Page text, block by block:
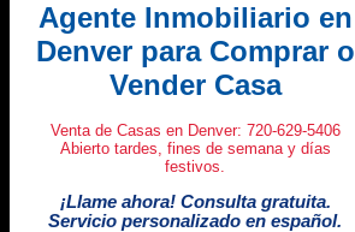
Agente Inmobiliario en
Denver para Comprar o
Vender Casa
Venta de Casas en Denver: 720-629-5406
Abierto tardes, fines de semana y días
festivos.
¡Llame ahora! Consulta gratuita.
Servicio personalizado en español.